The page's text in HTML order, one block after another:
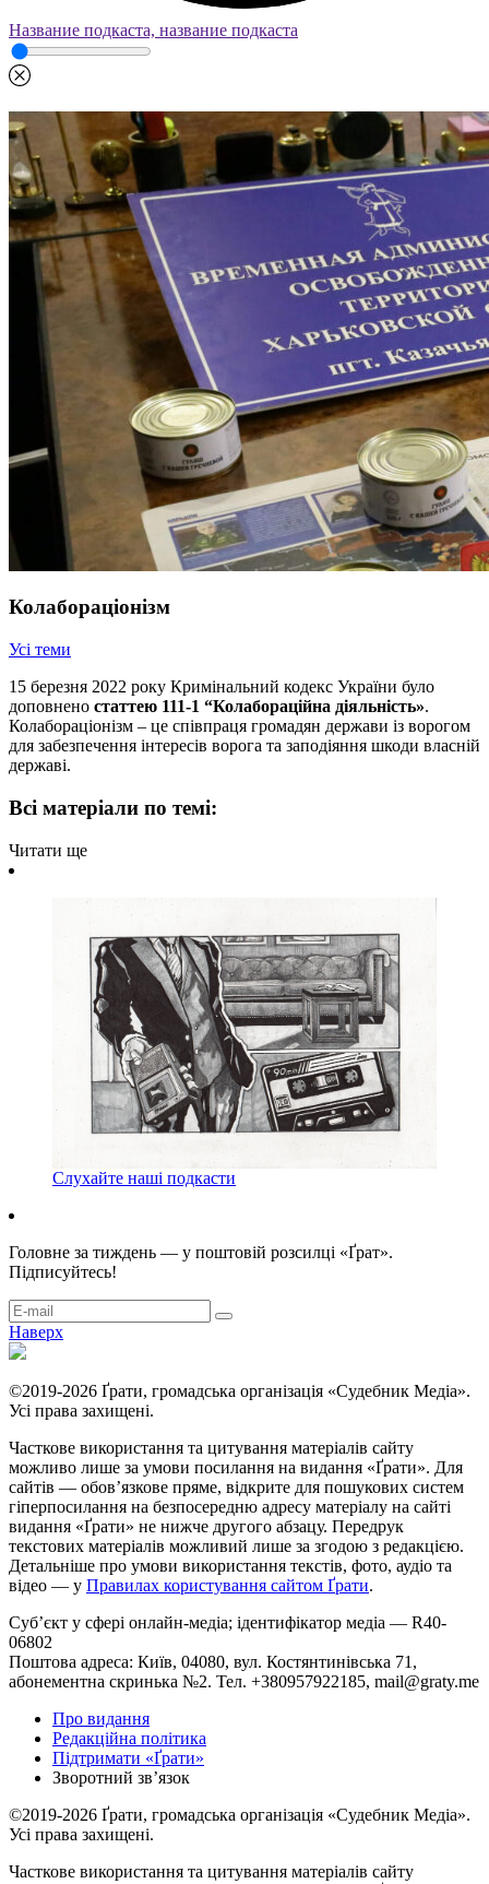
Название подкаста, название подкаста
Колабораціонізм
Усі теми
15 березня 2022 року Кримінальний кодекс України було
доповнено статтею 111-1 “Колабораційна діяльність».
Колабораціонізм – це співпраця громадян держави із ворогом
для забезпечення інтересів ворога та заподіяння шкоди власній
державі.
Всі матеріали по темі:
Читати ще
Слухайте наші подкасти
Головне за тиждень — у поштовій розсилці «Ґрат».
Підписуйтесь!
Наверх
©2019-2026 Ґрати, громадська організація «Судебник Медіа».
Усі права захищені.
Часткове використання та цитування матеріалів сайту
можливо лише за умови посилання на видання «Ґрати». Для
сайтів — обовʼязкове пряме, відкрите для пошукових систем
гіперпосилання на безпосередню адресу матеріалу на сайті
видання «Ґрати» не нижче другого абзацу. Передрук
текстових матеріалів можливий лише за згодою з редакцією.
Детальніше про умови використання текстів, фото, аудіо та
відео — у Правилах користування сайтом Ґрати.
Суб’єкт у сфері онлайн-медіа; ідентифікатор медіа — R40-
06802
Поштова адреса: Київ, 04080, вул. Костянтинівська 71,
абонементна скринька №2. Тел. +380957922185, mail@graty.me
Про видання
Редакційна політика
Підтримати «Ґрати»
Зворотний звʼязок
©2019-2026 Ґрати, громадська організація «Судебник Медіа».
Усі права захищені.
Часткове використання та цитування матеріалів сайту